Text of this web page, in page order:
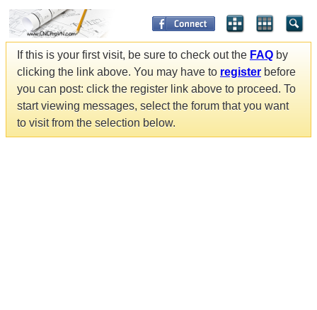
If this is your first visit, be sure to check out the FAQ by
clicking the link above. You may have to register before
you can post: click the register link above to proceed. To
start viewing messages, select the forum that you want
to visit from the selection below.